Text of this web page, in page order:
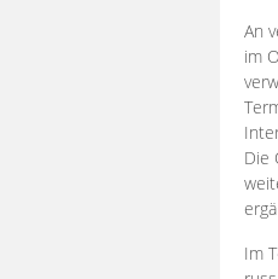
An
im
Die
Im